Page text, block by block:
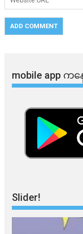
mobile app ​​က
Slider!